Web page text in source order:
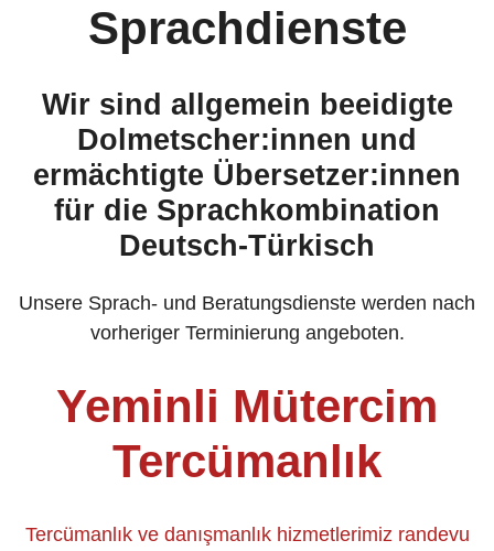
Sprachdienste
Wir sind allgemein beeidigte
Dolmetscher:innen und
ermächtigte Übersetzer:innen
für die Sprachkombination
Deutsch-Türkisch
Unsere Sprach- und Beratungsdienste werden nach
vorheriger Terminierung angeboten.
Yeminli Mütercim
Tercümanlık
Tercümanlık ve danışmanlık hizmetlerimiz randevu